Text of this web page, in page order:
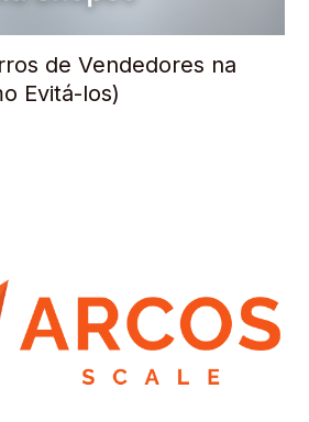
de Vendedores na
Evitá-los)